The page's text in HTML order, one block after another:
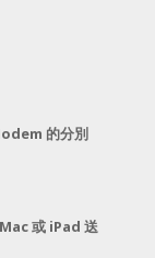
的分別
或 iPad 送